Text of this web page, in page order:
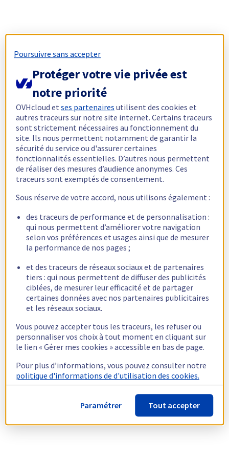
Poursuivre sans accepter
Protéger votre vie privée est
notre priorité
OVHcloud etses partenaires utilisent des cookies et
autres traceurs sur notre site internet. Certains traceurs
sont strictement nécessaires au fonctionnement du
site. Ils nous permettent notamment de garantir la
sécurité du service ou d'assurer certaines
fonctionnalités essentielles. D’autres nous permettent
de réaliser des mesures d’audience anonymes. Ces
traceurs sont exemptés de consentement.
Sous réserve de votre accord, nous utilisons également :
des traceurs de performance et de personnalisation :
qui nous permettent d’améliorer votre navigation
selon vos préférences et usages ainsi que de mesurer
la performance de nos pages ;
et des traceurs de réseaux sociaux et de partenaires
tiers : qui nous permettent de diffuser des publicités
ciblées, de mesurer leur efficacité et de partager
certaines données avec nos partenaires publicitaires
et les réseaux sociaux.
Vous pouvez accepter tous les traceurs, les refuser ou
personnaliser vos choix à tout moment en cliquant sur
le lien « Gérer mes cookies » accessible en bas de page.
Pour plus d’informations, vous pouvez consulter notre
politique d'informations de d'utilisation des cookies.
Paramétrer Tout accepter